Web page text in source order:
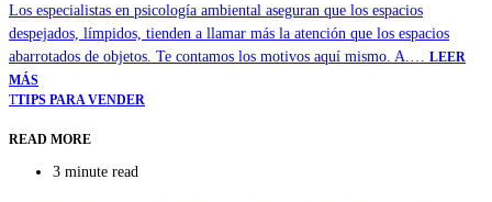
Los especialistas en psicología ambiental aseguran que los espacios
despejados, límpidos, tienden a llamar más la atención que los espacios
abarrotados de objetos. Te contamos los motivos aquí mismo. A.… LEER
MÁS
TTIPS PARA VENDER
READ MORE
3 minute read